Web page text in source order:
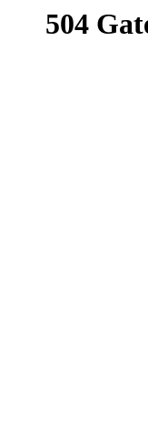
504